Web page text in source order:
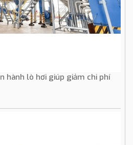
hành lò hơi giúp giảm chi phí